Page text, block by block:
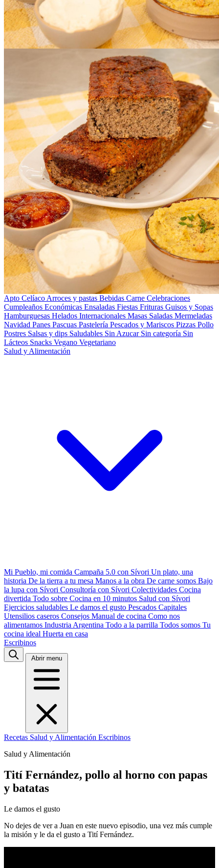
Apto Celíaco Arroces y pastas Bebidas Carne Celebraciones
Cumpleaños Económicas Ensaladas Fiestas Frituras Guisos y Sopas
Hamburguesas Helados Internacionales Masas Saladas Mermeladas
Navidad Panes Pascuas Pastelería Pescados y Mariscos Pizzas Pollo
Postres Salsas y dips Saludables Sin Azucar Sin categoría Sin
Lácteos Snacks Vegano Vegetariano
Salud y Alimentación
Mi Pueblo, mi comida Campaña 5.0 con Sívori Un plato, una
historia De la tierra a tu mesa Manos a la obra De carne somos Bajo
la lupa con Sívori Consultoría con Sívori Colectividades Cocina
divertida Todo sobre Cocina en 10 minutos Salud con Sívori
Ejercicios saludables Le damos el gusto Pescados Capitales
Utensilios caseros Consejos Manual de cocina Como nos
alimentamos Industria Argentina Todo a la parrilla Todos somos Tu
cocina ideal Huerta en casa
Escribinos
Abrir menu
Recetas Salud y Alimentación Escribinos
Salud y Alimentación
Tití Fernández, pollo al horno con papas
y batatas
Le damos el gusto
No dejes de ver a Juan en este nuevo episodio, una vez más cumple
la misión y le da el gusto a Tití Fernández.